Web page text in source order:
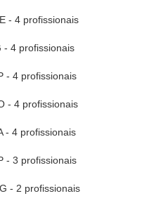
- 4 profissionais
- 4 profissionais
- 4 profissionais
- 4 profissionais
- 4 profissionais
- 3 profissionais
- 2 profissionais